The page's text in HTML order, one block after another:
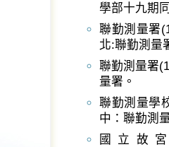
學部十九期
聯勤測量署
北:聯勤測量
聯勤測量署
量署。
聯勤測量學
中：聯勤測
國立故